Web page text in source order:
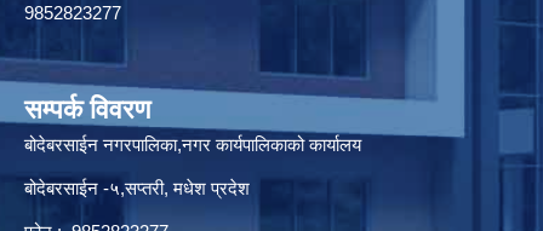
9852823277
सम्पर्क विवरण
बोदेबरसाईन नगरपालिका,नगर कार्यपालिकाको कार्यालय
बोदेबरसाईन -५,सप्तरी, मधेश प्रदेश